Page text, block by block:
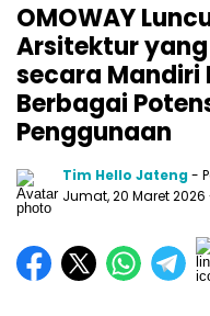
OMOWAY
Arsitektur
secara Mandiri
Berbagai
Penggunaan
Tim Hello Jateng-
Jumat, 20 Maret 2026